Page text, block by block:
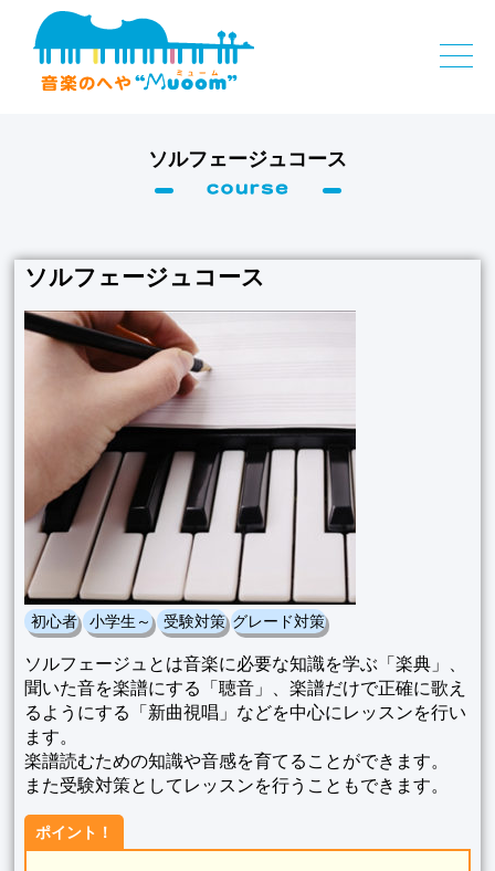
ソルフェージュコース
ソルフェージュコース
初心者 小学生～ 受験対策 グレード対策
ソルフェージュとは音楽に必要な知識を学ぶ「楽典」、
聞いた音を楽譜にする「聴音」、楽譜だけで正確に歌え
るようにする「新曲視唱」などを中心にレッスンを行い
ます。
楽譜読むための知識や音感を育てることができます。
また受験対策としてレッスンを行うこともできます。
ポイント！